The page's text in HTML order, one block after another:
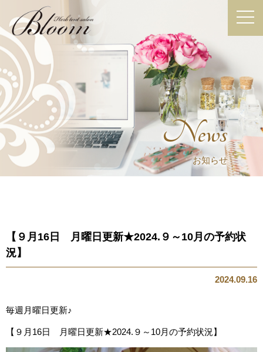
News
お知らせ
【９月16日 月曜日更新★2024.９～10月の予約状
況】
2024.09.16
毎週月曜日更新♪
【９月16日 月曜日更新★2024.９～10月の予約状況】